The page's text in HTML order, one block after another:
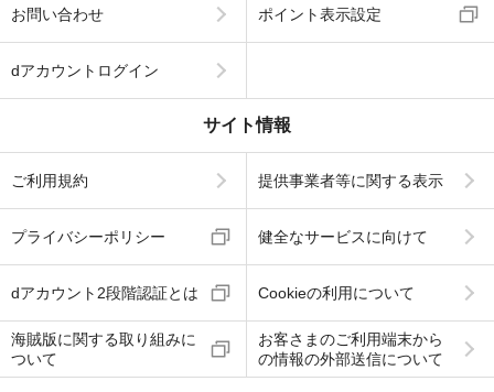
お問い合わせ ポイント表示設定
dアカウントログイン
サイト情報
ご利用規約 提供事業者等に関する表示
プライバシーポリシー 健全なサービスに向けて
dアカウント2段階認証とは Cookieの利用について
海賊版に関する取り組みに
ついて
お客さまのご利用端末から
の情報の外部送信について